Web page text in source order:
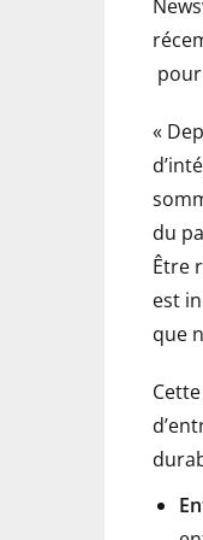
«
du
Être
est
que